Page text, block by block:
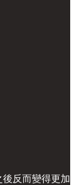
反而變得更加